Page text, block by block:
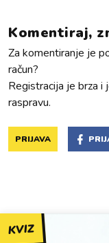
Komentiraj,
Za komentiranje je
račun?
Registracija je brza i
raspravu.
PRIJAVA
KVIZ